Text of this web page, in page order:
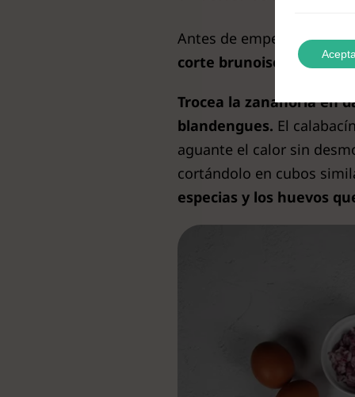
Antes de empezar a
corte brunoise.
Trocea la zanahoria en
blandengues. El
aguante el calor sin
cortándolo en cubos
especias y los huevos